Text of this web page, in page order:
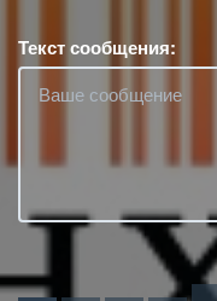
Текст сообщения: